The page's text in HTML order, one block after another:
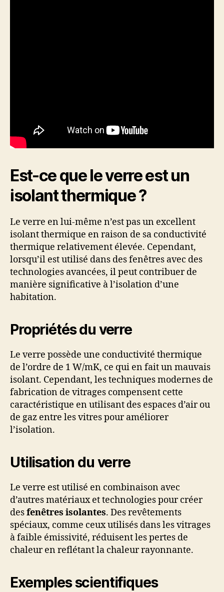
Est-ce que le verre est un
isolant thermique ?
Le verre en lui-même n’est pas un excellent
isolant thermique en raison de sa conductivité
thermique relativement élevée. Cependant,
lorsqu’il est utilisé dans des fenêtres avec des
technologies avancées, il peut contribuer de
manière significative à l’isolation d’une
habitation.
Propriétés du verre
Le verre possède une conductivité thermique
de l’ordre de 1 W/mK, ce qui en fait un mauvais
isolant. Cependant, les techniques modernes de
fabrication de vitrages compensent cette
caractéristique en utilisant des espaces d’air ou
de gaz entre les vitres pour améliorer
l’isolation.
Utilisation du verre
Le verre est utilisé en combinaison avec
d’autres matériaux et technologies pour créer
desfenêtres isolantes. Des revêtements
spéciaux, comme ceux utilisés dans les vitrages
à faible émissivité, réduisent les pertes de
chaleur en reflétant la chaleur rayonnante.
Exemples scientifiques